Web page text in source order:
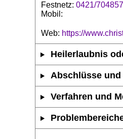
Festnetz: 0421/704857
Mobil:
Web: https://
Heilerlaubnis
Abschlüsse
Verfahren und